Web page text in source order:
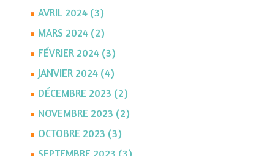
AVRIL 2024 (3)
MARS 2024 (2)
FÉVRIER 2024 (3)
JANVIER 2024 (4)
DÉCEMBRE 2023 (2)
NOVEMBRE 2023 (2)
OCTOBRE 2023 (3)
SEPTEMBRE 2023 (3)